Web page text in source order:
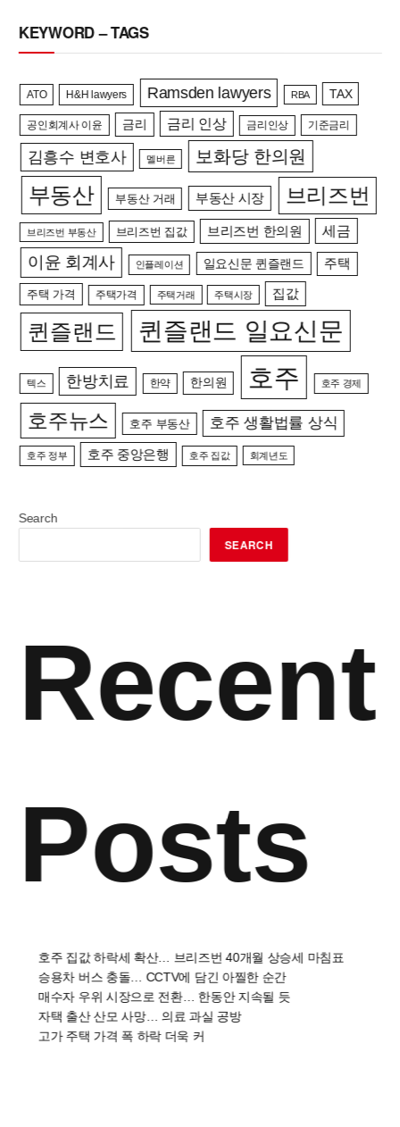
KEYWORD – TAGS
ATO H&H lawyers Ramsden lawyers RBA TAX
공인회계사 이윤 금리 금리 인상 금리인상 기준금리
김흥수 변호사 멜버른 보화당 한의원
부동산 부동산 거래 부동산 시장 브리즈번
브리즈번 부동산 브리즈번 집값 브리즈번 한의원 세금
이윤 회계사 인플레이션 일요신문 퀸즐랜드 주택
주택 가격 주택가격 주택거래 주택시장 집값
퀸즐랜드 퀸즐랜드 일요신문
텍스 한방치료 한약 한의원 호주 호주 경제
호주뉴스 호주 부동산 호주 생활법률 상식
호주 정부 호주 중앙은행 호주 집값 회계년도
Search
SEARCH
Recent
Posts
호주 집값 하락세 확산… 브리즈번 40개월 상승세 마침표
승용차 버스 충돌… CCTV에 담긴 아찔한 순간
매수자 우위 시장으로 전환… 한동안 지속될 듯
자택 출산 산모 사망… 의료 과실 공방
고가 주택 가격 폭 하락 더욱 커